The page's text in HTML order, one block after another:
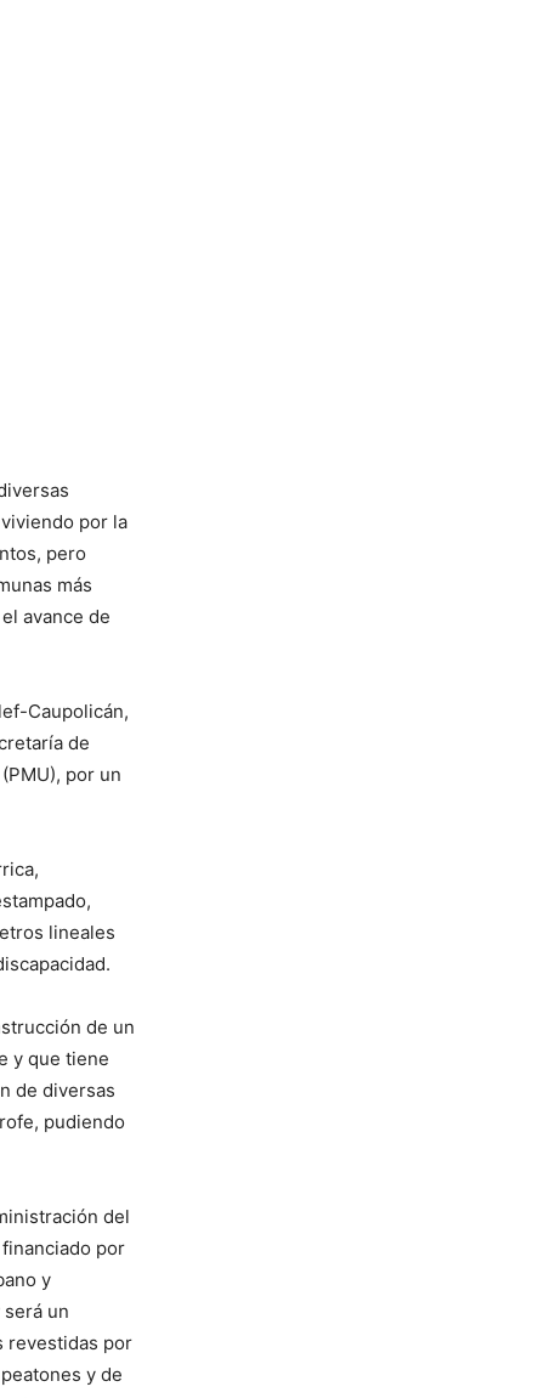
por la
pero
más
avance de
Caupolicán,
de
por un
lineales
de un
y que tiene
de diversas
pudiendo
del
por
y
un
revestidas por
y de